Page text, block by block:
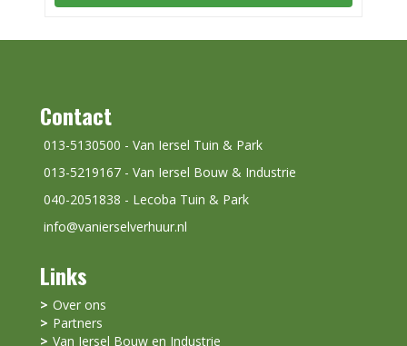
Links
Over ons
Partners
Van Iersel Bouw en Industrie
Contact
013-5130500 - Van Iersel Tuin & Park
013-5219167 - Van Iersel Bouw & Industrie
040-2051838 - Lecoba Tuin & Park
info@vanierselverhuur.nl